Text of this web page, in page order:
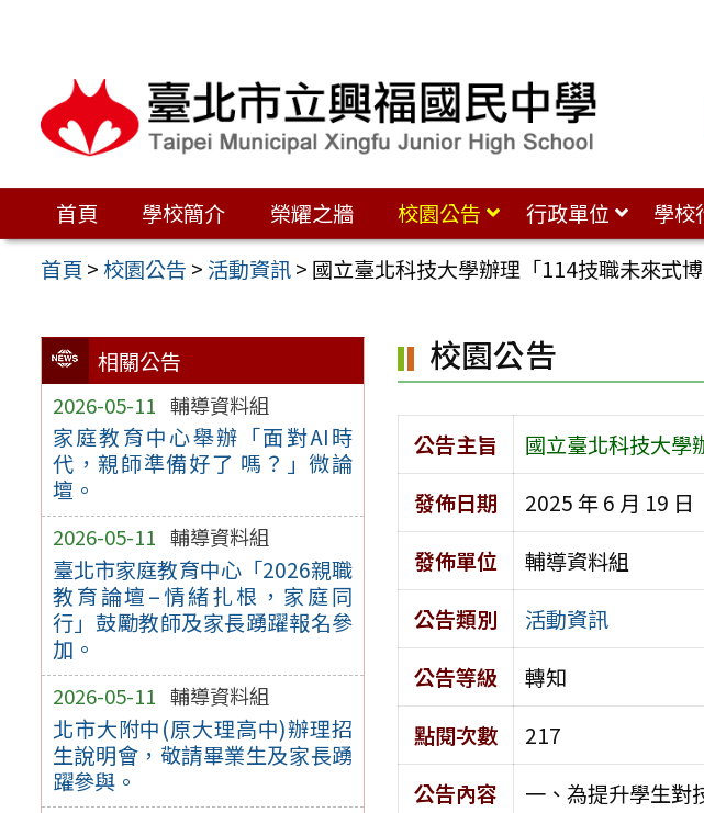
區
首頁 學校簡介 榮耀之牆 校園公告 行政單位 學校
首頁 >校園公告 > 活動資訊> 國立臺北科技大學辦理「114技職未來式博
相關公告
2026-05-11 輔導資料組
家庭教育中心舉辦「面對AI時
代，親師準備好了 嗎？」微論
壇。
2026-05-11 輔導資料組
臺北市家庭教育中心「2026親職
教育論壇–情緒扎根，家庭同
行」鼓勵教師及家長踴躍報名參
加。
2026-05-11 輔導資料組
北市大附中(原大理高中)辦理招
生說明會，敬請畢業生及家長踴
躍參與。
校園公告
公告主旨
國立臺北科技大學
發佈日期
2025 年 6 月 19 日
發佈單位
輔導資料組
公告類別
活動資訊
公告等級
轉知
點閱次數
217
公告內容
一、為提升學生對